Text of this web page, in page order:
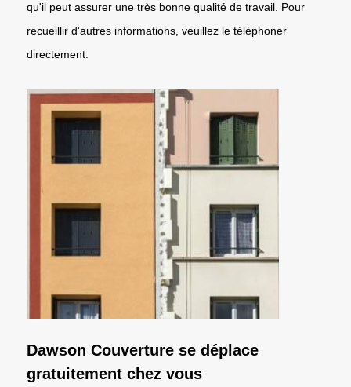
qu'il peut assurer une très bonne qualité de travail. Pour
recueillir d'autres informations, veuillez le téléphoner
directement.
Dawson Couverture se déplace
gratuitement chez vous